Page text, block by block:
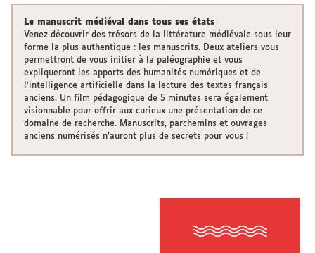
Le manuscrit médiéval dans tous ses états
Venez découvrir des trésors de la littérature médiévale sous leur
forme la plus authentique : les manuscrits. Deux ateliers vous
permettront de vous initier à la paléographie et vous
expliqueront les apports des humanités numériques et de
l’intelligence artificielle dans la lecture des textes français
anciens. Un film pédagogique de 5 minutes sera également
visionnable pour offrir aux curieux une présentation de ce
domaine de recherche. Manuscrits, parchemins et ouvrages
anciens numérisés n’auront plus de secrets pour vous !